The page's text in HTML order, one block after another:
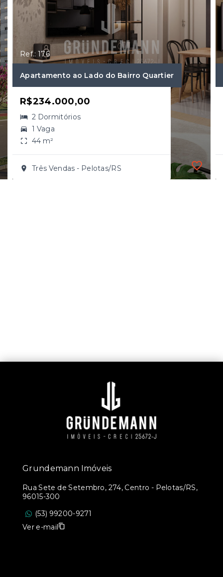
Ref.: 176
Apartamento ao Lado do Bairro Quartier
R$234.000,00
2 Dormitórios
1 Vaga
44 m²
Três Vendas - Pelotas/RS
Grundemann Imóveis
Rua Sete de Setembro, 274, Centro - Pelotas/RS,
96015-300
(53) 99200-9271
Ver e-mail